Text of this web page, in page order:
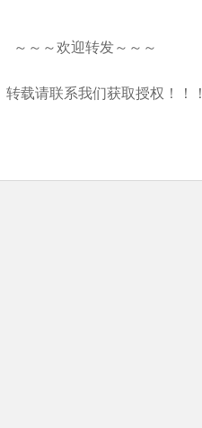
～～～欢迎转发～～～
转载请联系我们获取授权！！！